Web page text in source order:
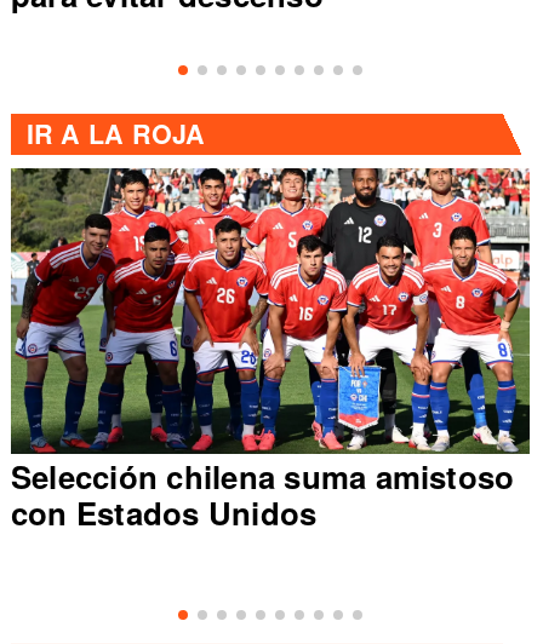
IR A LA ROJA
Selección chilena suma amistoso
con Estados Unidos